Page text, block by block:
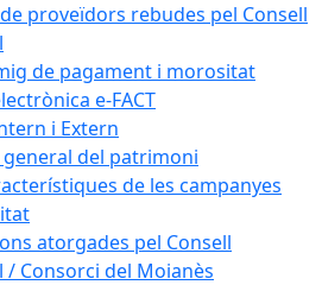
proveïdors rebudes pel Consell
de pagament i morositat
e-FACT
i Extern
del patrimoni
de les campanyes
atorgades pel Consell
/ Consorci del Moianès